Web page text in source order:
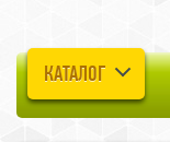
КАТАЛОГ